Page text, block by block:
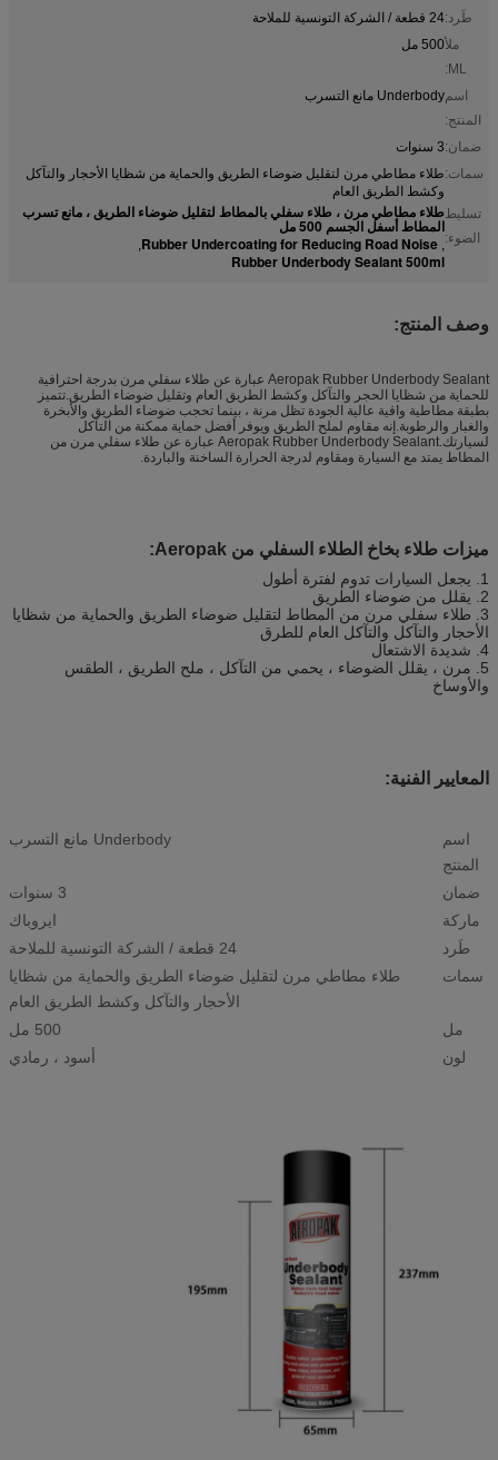
طَرد:24 قطعة / الشركة التونسية للملاحة
ملأ
ML:
500 مل
اسم
المنتج:
Underbody مانع التسرب
ضمان:3 سنوات
سمات:طلاء مطاطي مرن لتقليل ضوضاء الطريق والحماية من شظايا الأحجار والتآكل
وكشط الطريق العام
تسليط
الضوء:
طلاء مطاطي مرن ، طلاء سفلي بالمطاط لتقليل ضوضاء الطريق ، مانع تسرب
المطاط أسفل الجسم 500 مل
,
Rubber Undercoating for Reducing Road Noise
,
Rubber Underbody Sealant 500ml
وصف المنتج:
Aeropak Rubber Underbody Sealant عبارة عن طلاء سفلي مرن بدرجة احترافية
للحماية من شظايا الحجر والتآكل وكشط الطريق العام وتقليل ضوضاء الطريق.تتميز
بطبقة مطاطية واقية عالية الجودة تظل مرنة ، بينما تحجب ضوضاء الطريق والأبخرة
والغبار والرطوبة.إنه مقاوم لملح الطريق ويوفر أفضل حماية ممكنة من التآكل
لسيارتك.Aeropak Rubber Underbody Sealant عبارة عن طلاء سفلي مرن من
المطاط يمتد مع السيارة ومقاوم لدرجة الحرارة الساخنة والباردة.
ميزات طلاء بخاخ الطلاء السفلي من Aeropak:
1. يجعل السيارات تدوم لفترة أطول
2. يقلل من ضوضاء الطريق
3. طلاء سفلي مرن من المطاط لتقليل ضوضاء الطريق والحماية من شظايا
الأحجار والتآكل والتآكل العام للطرق
4. شديدة الاشتعال
5. مرن ، يقلل الضوضاء ، يحمي من التآكل ، ملح الطريق ، الطقس
والأوساخ
المعايير الفنية:
اسم
المنتج
Underbody مانع التسرب
ضمان
3 سنوات
ماركة
ايروباك
طَرد
24 قطعة / الشركة التونسية للملاحة
سمات
طلاء مطاطي مرن لتقليل ضوضاء الطريق والحماية من شظايا
الأحجار والتآكل وكشط الطريق العام
مل
500 مل
لون
أسود ، رمادي